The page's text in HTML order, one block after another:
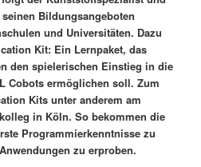
Bildungsangeboten
und Universitäten. Dazu
Kit: Ein Lernpaket, das
den spielerischen Einstieg in die
Cobots ermöglichen soll. Zum
Kits unter anderem am
in Köln. So bekommen die
Programmierkenntnisse zu
zu erproben.